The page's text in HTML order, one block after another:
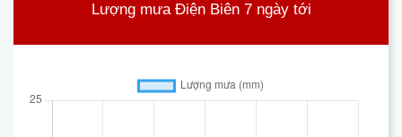
Lượng mưa Điện Biên 7 ngày tới